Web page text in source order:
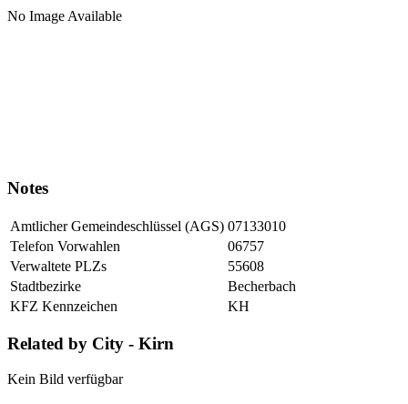
No Image Available
Notes
Amtlicher Gemeindeschlüssel (AGS) 07133010
Telefon Vorwahlen
06757
Verwaltete PLZs
55608
Stadtbezirke
Becherbach
KFZ Kennzeichen
KH
Related by City - Kirn
Kein Bild verfügbar